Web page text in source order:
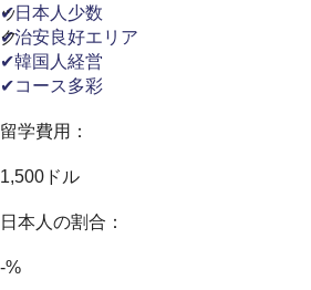
ッ
ク
✔日本人少数
✔治安良好エリア
✔韓国人経営
✔コース多彩
留学費用：
1,500ドル
日本人の割合：
-%